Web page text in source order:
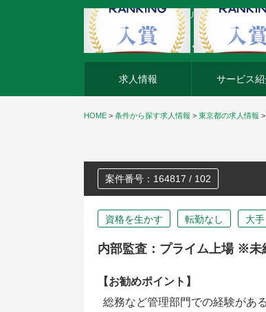
外資系企業の転職・キャリア転職ならアージス
求人情報 サービス
HOME > 条件から探す求人情報 > 東京都の求人情報 >
案件番号：164817 / 102
資格を生かす 転勤なし 大
内部監査：プライム上場 ※未
【お勧めポイント】
総務など管理部門での経験があ